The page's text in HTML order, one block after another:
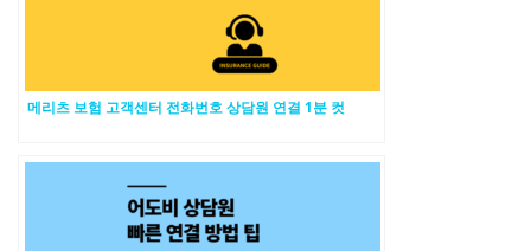
메리츠 보험 고객센터 전화번호 상담원 연결 1분 컷